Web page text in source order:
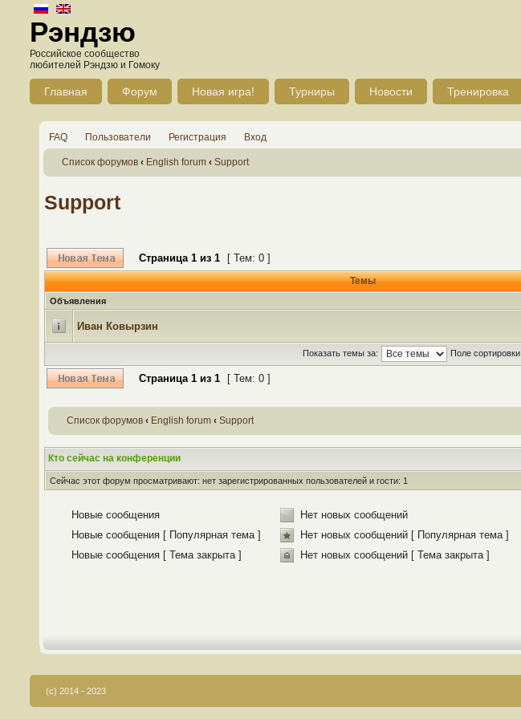
Рэндзю
Российское сообщество
любителей Рэндзю и Гомоку
Главная Форум Новая игра! Турниры Новости Тренировка
FAQ Пользователи Регистрация Вход
Список форумов ‹ English forum ‹ Support
Support
Страница 1 из 1 [ Тем: 0 ]
Темы
Объявления
Иван Ковырзин
Показать темы за: Поле сортировки
Страница 1 из 1 [ Тем: 0 ]
Список форумов ‹ English forum ‹ Support
Кто сейчас на конференции
Сейчас этот форум просматривают: нет зарегистрированных пользователей и гости: 1
Новые сообщения Нет новых сообщений
Новые сообщения [ Популярная тема ]
Нет новых сообщений [ Популярная тема ]
Новые сообщения [ Тема закрыта ]
Нет новых сообщений [ Тема закрыта ]
(c) 2014 - 2023